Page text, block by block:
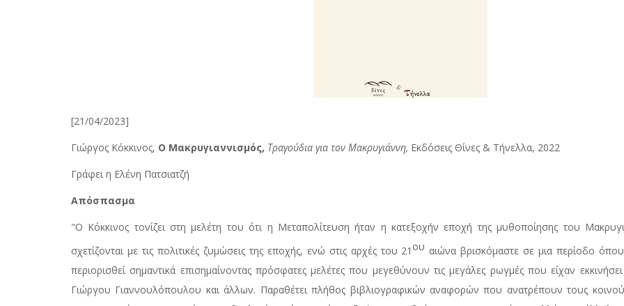
[21/04/2023]
Γιώργος Κόκκινος, Ο Μακρυγιαννισμός, Τραγούδια για τον Μακρυγιάννη, Εκδόσεις Θίνες & Τήνελλα, 2022
Γράφει η Ελένη Πατσιατζή
Απόσπασμα
"Ο Κόκκινος τονίζει στη μελέτη του ότι η Μεταπολίτευση ήταν η κατεξοχήν εποχή της μυθοποίησης του
σχετίζονται με τις πολιτικές ζυμώσεις της εποχής, ενώ στις αρχές του 21 ου αιώνα βρισκόμαστε σε μια περίοδο
περιορισθεί σημαντικά επισημαίνοντας πρόσφατες μελέτες που μεγεθύνουν τις μεγάλες ρωγμές που είχαν
Γιώργου Γιαννουλόπουλου και άλλων. Παραθέτει πλήθος βιβλιογραφικών αναφορών που ανατρέπουν τους